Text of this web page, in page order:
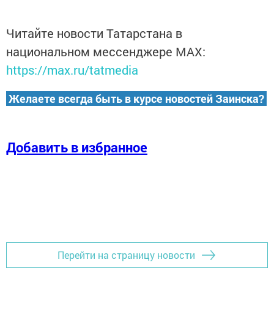
Читайте новости Татарстана в
национальном мессенджере MАХ:
https://max.ru/tatmedia
Желаете всегда быть в курсе новостей Заинска?
Добавить в избранное
Перейти на страницу новости